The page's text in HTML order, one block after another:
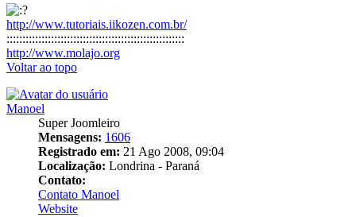
http://www.tutoriais.iikozen.com.br/
::::::::::::::::::::::::::::::::::::::::::::::::::::::::
http://www.molajo.org
Voltar ao topo
Manoel
Super Joomleiro
Mensagens: 1606
Registrado em: 21 Ago 2008, 09:04
Localização: Londrina - Paraná
Contato:
Contato Manoel
Website